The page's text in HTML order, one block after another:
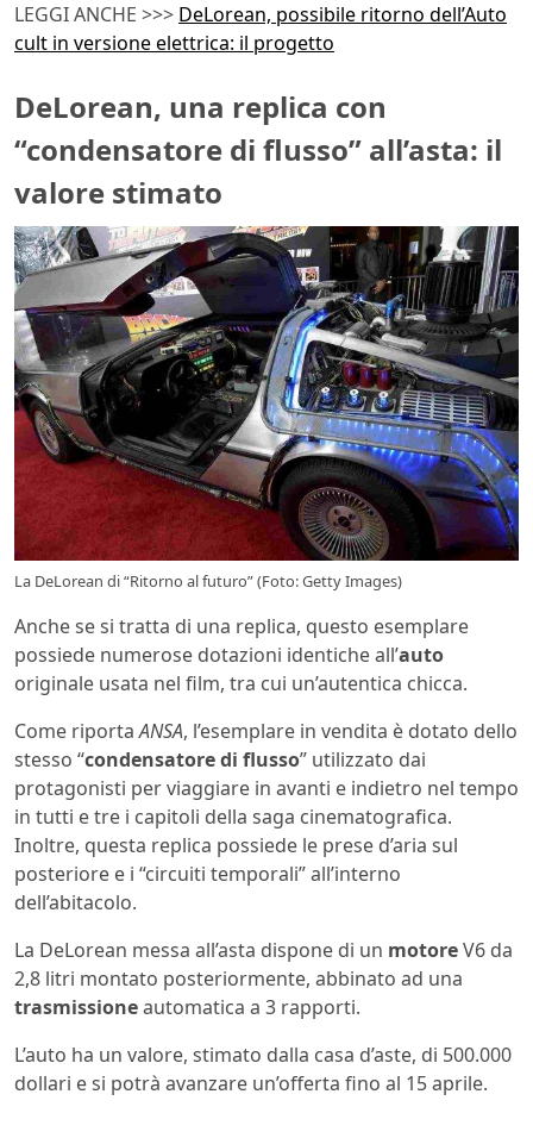
LEGGI ANCHE >>> DeLorean, possibile ritorno dell’Auto
cult in versione elettrica: il progetto
DeLorean, una replica con
“condensatore di flusso” all’asta: il
valore stimato
La DeLorean di “Ritorno al futuro” (Foto: Getty Images)
Anche se si tratta di una replica, questo esemplare
possiede numerose dotazioni identiche all’auto
originale usata nel film, tra cui un’autentica chicca.
Come riportaANSA, l’esemplare in vendita è dotato dello
stesso “condensatore di flusso” utilizzato dai
protagonisti per viaggiare in avanti e indietro nel tempo
in tutti e tre i capitoli della saga cinematografica.
Inoltre, questa replica possiede le prese d’aria sul
posteriore e i “circuiti temporali” all’interno
dell’abitacolo.
La DeLorean messa all’asta dispone di un motoreV6 da
2,8 litri montato posteriormente, abbinato ad una
trasmissioneautomatica a 3 rapporti.
L’auto ha un valore, stimato dalla casa d’aste, di 500.000
dollari e si potrà avanzare un’offerta fino al 15 aprile.